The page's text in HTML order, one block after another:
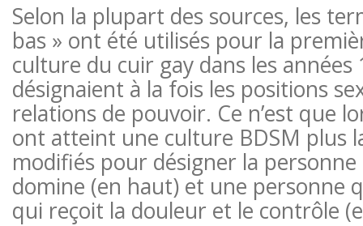
Selon la plupart des sources, les
bas » ont été utilisés pour la
culture du cuir gay dans les années
désignaient à la fois les positions
relations de pouvoir. Ce n’est que
ont atteint une culture BDSM plus
modifiés pour désigner la
domine (en haut) et une personne
qui reçoit la douleur et le contrôle